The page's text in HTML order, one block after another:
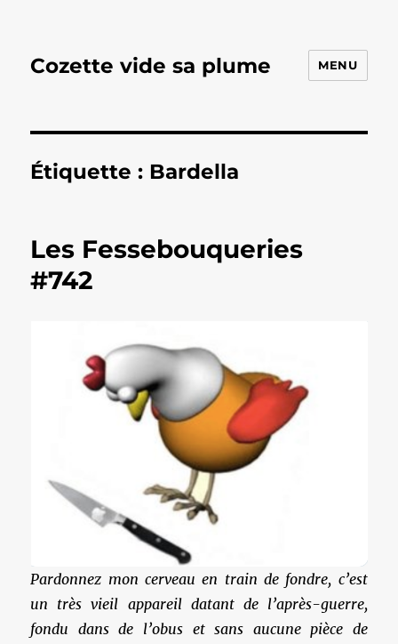
Cozette vide sa plume MENU
Étiquette : Bardella
Les Fessebouqueries
#742
Pardonnez mon cerveau en train de fondre, c’est
un très vieil appareil datant de l’après-guerre,
fondu dans de l’obus et sans aucune pièce de